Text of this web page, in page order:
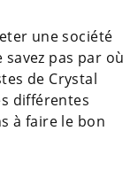
une société
pas par où
de Crystal
différentes
à faire le bon